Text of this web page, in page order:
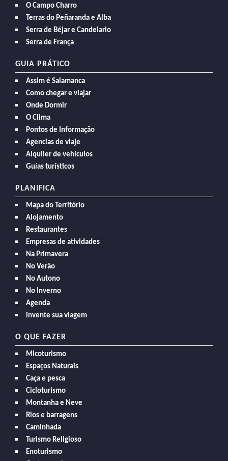
O Campo Charro
Terras do Peñaranda e Alba
Serra de Béjar e Candelario
Serra de França
GUIA PRÁTICO
Assim é Salamanca
Como chegar e viajar
Onde Dormir
O Clima
Pontos de Informação
Agencias de viaje
Alquiler de vehículos
Guías turísticos
PLANIFICA
Mapa do Território
Alojamento
Restaurantes
Empresas de atividades
Na Primavera
No Verão
No Autono
No Inverno
Agenda
invente sua viagem
O QUE FAZER
Micoturismo
Espaços Naturais
Caça e pesca
Cicloturismo
Montanha e Neve
Rios e barragens
Caminhada
Turismo Religioso
Enoturismo